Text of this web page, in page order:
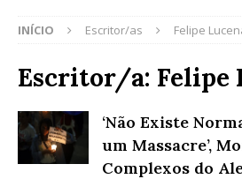
INÍCIO Escritor/as Felipe
Escritor/a: Felipe
‘Não Existe
um Massacre’,
Complexos do